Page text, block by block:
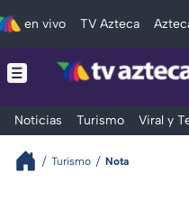
en vivo TV Azteca
Noticias Turismo Viral y
Turismo Nota